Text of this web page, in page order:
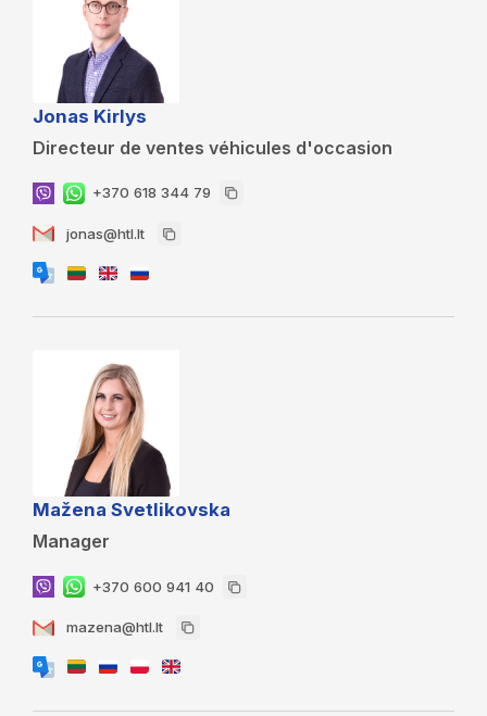
Jonas Kirlys
Directeur de ventes véhicules d'occasion
+370 618 344 79
jonas@htl.lt
Mažena Svetlikovska
Manager
+370 600 941 40
mazena@htl.lt